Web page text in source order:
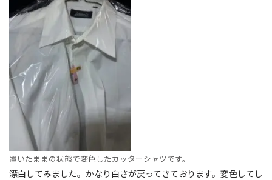
置いたままの状態で変色したカッターシャツです。
漂白してみました。かなり白さが戻ってきております。変色してし